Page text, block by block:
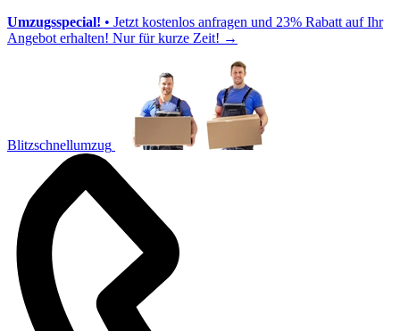
Umzugsspecial! • Jetzt kostenlos anfragen und 23% Rabatt auf Ihr
Angebot erhalten! Nur für kurze Zeit! →
Blitzschnellumzug